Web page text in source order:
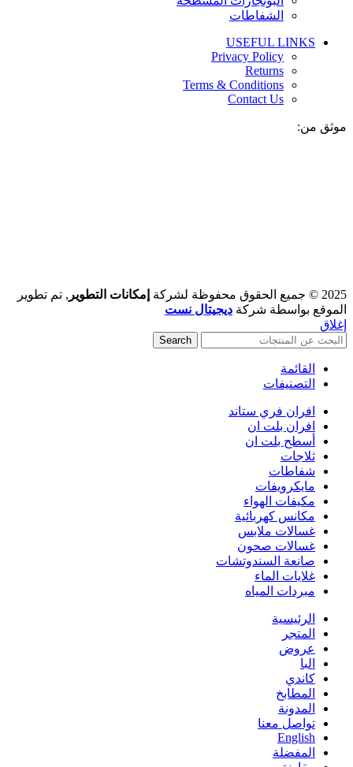
الشفاطات
USEFUL LINKS
Privacy Policy
Returns
Terms & Conditions
Contact Us
موثق من:
2025 © جميع الحقوق محفوظة لشركة إمكانات التطوير , تم تطوير
الموقع بواسطة شركة ديجيتال نست
إغلاق
Search
القائمة
التصنيفات
افران فري ستاند
افران بلت ان
أسطح بلت ان
ثلاجات
شفاطات
مايكرويفات
مكيفات الهواء
مكانس كهربائية
غسالات ملابس
غسالات صحون
صانعة السندوتشات
غلايات الماء
مبردات المياه
الرئيسية
المتجر
عروض
البا
كاندي
المطابخ
المدونة
تواصل معنا
English
المفضلة